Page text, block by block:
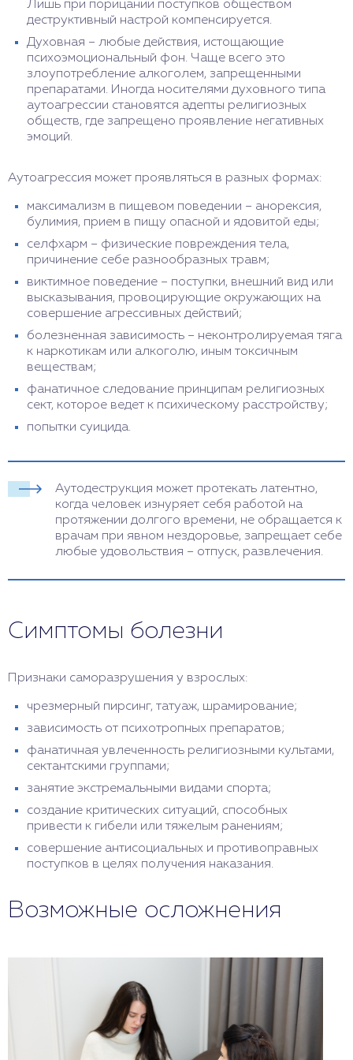
с участием пациента. Самопрограммирование на
болезни и травмы приводят к тому, что человек
часто попадает в аварии и другие
жизнеугрожающие ситуации.
Лишь при порицании поступков обществом
деструктивный настрой компенсируется.
Духовная – любые действия, истощающие
психоэмоциональный фон. Чаще всего это
злоупотребление алкоголем, запрещенными
препаратами. Иногда носителями духовного типа
аутоагрессии становятся адепты религиозных
обществ, где запрещено проявление негативных
эмоций.
Аутоагрессия может проявляться в разных формах:
максимализм в пищевом поведении – анорексия,
булимия, прием в пищу опасной и ядовитой еды;
селфхарм – физические повреждения тела,
причинение себе разнообразных травм;
виктимное поведение – поступки, внешний вид или
высказывания, провоцирующие окружающих на
совершение агрессивных действий;
болезненная зависимость – неконтролируемая тяга
к наркотикам или алкоголю, иным токсичным
веществам;
фанатичное следование принципам религиозных
сект, которое ведет к психическому расстройству;
попытки суицида.
Аутодеструкция может протекать латентно,
когда человек изнуряет себя работой на
протяжении долгого времени, не обращается к
врачам при явном нездоровье, запрещает себе
любые удовольствия – отпуск, развлечения.
Симптомы болезни
Признаки саморазрушения у взрослых:
чрезмерный пирсинг, татуаж, шрамирование;
зависимость от психотропных препаратов;
фанатичная увлеченность религиозными культами,
сектантскими группами;
занятие экстремальными видами спорта;
создание критических ситуаций, способных
привести к гибели или тяжелым ранениям;
совершение антисоциальных и противоправных
поступков в целях получения наказания.
Возможные осложнения